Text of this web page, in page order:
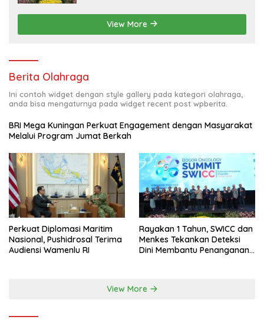
View More
Berita Olahraga
Ini contoh widget dengan style gallery pada kategori olahraga,
anda bisa mengaturnya pada widget recent post wpberita.
BRI Mega Kuningan Perkuat Engagement dengan Masyarakat
Melalui Program Jumat Berkah
Perkuat Diplomasi Maritim
Nasional, Pushidrosal Terima
Audiensi Wamenlu RI
Rayakan 1 Tahun, SWICC dan
Menkes Tekankan Deteksi
Dini Membantu Penanganan
View More